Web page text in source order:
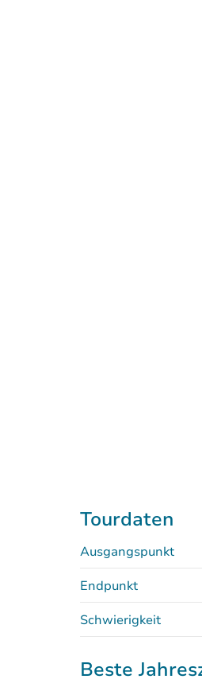
Tourdaten
Ausgangspunkt
Endpunkt
Schwierigkeit
Beste